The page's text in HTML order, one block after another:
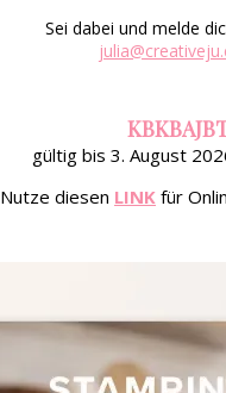
Sei dabei und melde
gültig bis 3. August
Nutze diesen LINK für